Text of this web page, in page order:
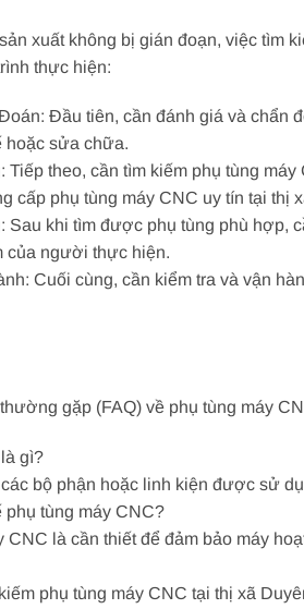
xuất không bị gián đoạn, việc tìm
thực hiện:
Đầu tiên, cần đánh giá và chẩn
hoặc sửa chữa.
Tiếp theo, cần tìm kiếm phụ tùng
cấp phụ tùng máy CNC uy tín tại thị
Sau khi tìm được phụ tùng phù hợp,
của người thực hiện.
Cuối cùng, cần kiểm tra và vận
gặp (FAQ) về phụ tùng máy
gì?
bộ phận hoặc linh kiện được sử
phụ tùng máy CNC?
CNC là cần thiết để đảm bảo máy
phụ tùng máy CNC tại thị xã